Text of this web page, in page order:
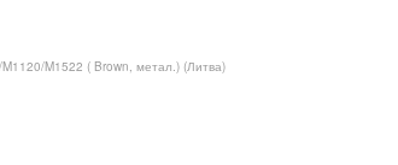
M1522 ( Brown, метал.) (Литва)